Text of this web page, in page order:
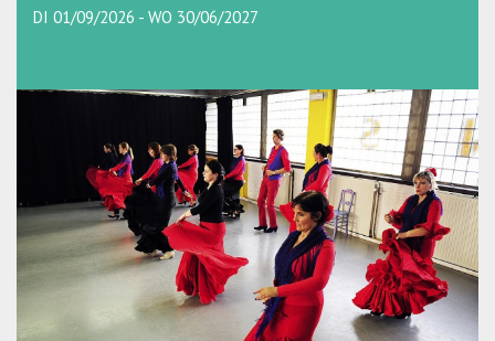
DI 01/09/2026 - WO 30/06/2027